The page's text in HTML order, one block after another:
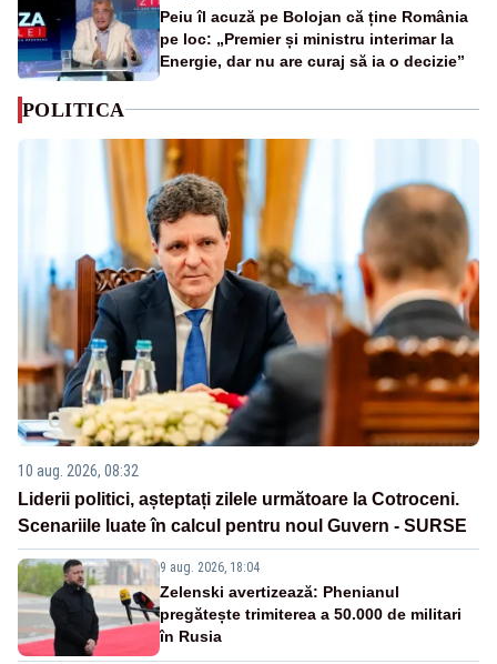
Peiu îl acuză pe Bolojan că ține România
pe loc: „Premier și ministru interimar la
Energie, dar nu are curaj să ia o decizie”
POLITICA
10 aug. 2026, 08:32
Liderii politici, așteptați zilele următoare la Cotroceni.
Scenariile luate în calcul pentru noul Guvern - SURSE
9 aug. 2026, 18:04
Zelenski avertizează: Phenianul
pregătește trimiterea a 50.000 de militari
în Rusia